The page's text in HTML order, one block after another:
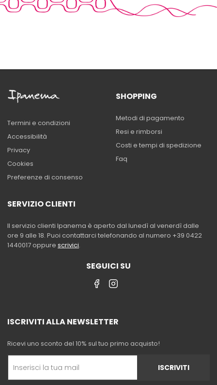
Termini e condizioni
Accessibilità
Privacy
Cookies
Preferenze di consenso
SHOPPING
Metodi di pagamento
Resi e rimborsi
Costi e tempi di spedizione
Faq
SERVIZIO CLIENTI
Il servizio clienti Ipanema è aperto dal lunedì al venerdì dalle
ore 9 alle 18. Puoi contattarci telefonando al numero +39 0422
1440017 oppure scrivici.
SEGUICI SU
ISCRIVITI ALLA NEWSLETTER
Ricevi uno sconto del 10% sul tuo primo acquisto!
ISCRIVITI